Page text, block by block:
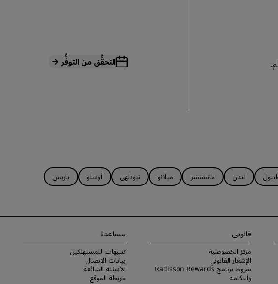
التحقُّق من التوفُّر
لندن مانشستر ميلانو نيودلهي أوسلو
باريس
قانوني
مركز الخصوصية
الإشعار القانوني
شروط برنامج Radisson Rewards
وأحكامه
مساعدة
تنبيهات للمستهلكين
بيانات الاتصال
الأسئلة الشائعة
خريطة الموقع